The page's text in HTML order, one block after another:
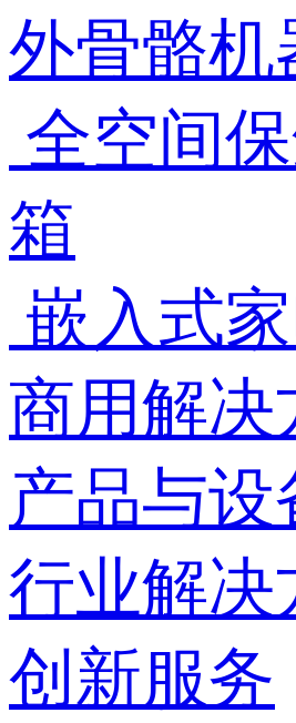
外骨骼机
全空间
箱
嵌入式
商用解决
产品与设
行业解决
创新服务